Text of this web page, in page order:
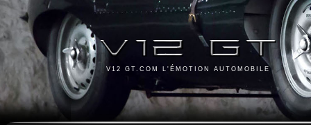
V12 GT.COM L'ÉMOTION AUTOMOBILE